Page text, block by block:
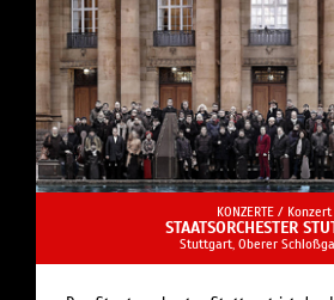
KONZERTE / Konzert
STAATSORCHESTER
Stuttgart, Oberer